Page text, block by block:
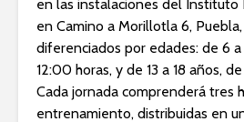
en las instalaciones del Instituto
en Camino a Morillotla 6,
diferenciados por edades: de 6
12:00 horas, y de 13 a 18 años,
Cada jornada comprenderá tres
entrenamiento, distribuidas en